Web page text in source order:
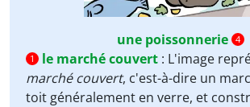
une poissonnerie 4
1
le marché couvert : L'image
marché couvert, c'est-à-dire un
toit généralement en verre, et